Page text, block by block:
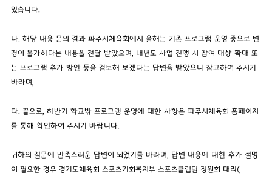
있습니다.
나. 해당 내용 문의 결과 파주시체육회에서 올해는 기존 프로그램 운영 중으로 변
경이 불가하다는 내용을 전달 받았으며, 내년도 사업 진행 시 참여 대상 확대 또
는 프로그램 추가 방안 등을 검토해 보겠다는 답변을 받았으니 참고하여 주시기
바라며,
다. 끝으로, 하반기 학교밖 프로그램 운영에 대한 사항은 파주시체육회 홈페이지
를 통해 확인하여 주시기 바랍니다.
귀하의 질문에 만족스러운 답변이 되었기를 바라며, 답변 내용에 대한 추가 설명
이 필요한 경우 경기도체육회 스포츠기회복지부 스포츠클럽팀 정원희 대리(